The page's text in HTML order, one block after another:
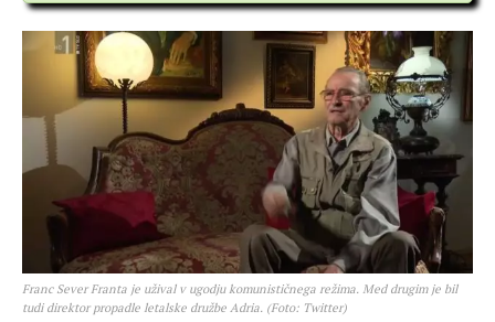
Franc Sever Franta je užival v ugodju komunističnega režima. Med drugim je bil
tudi direktor propadle letalske družbe Adria. (Foto: Twitter)